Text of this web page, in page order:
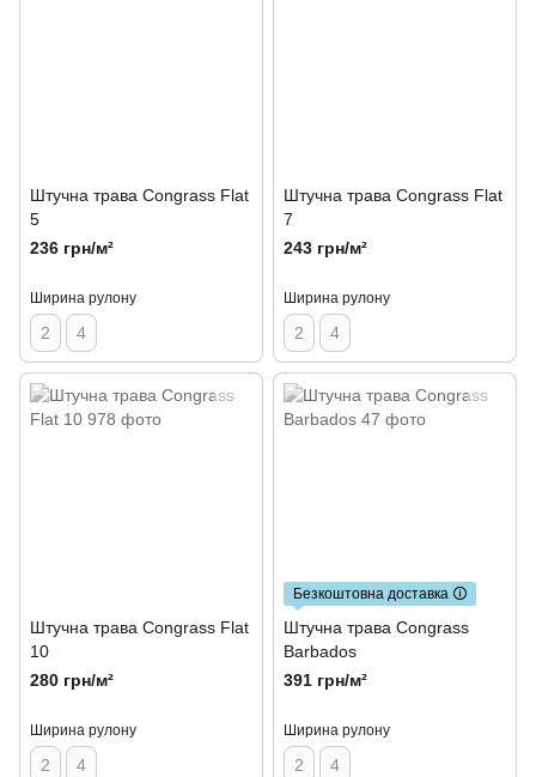
Штучна трава Congrass Flat
5
236 грн/м²
Ширина рулону
2 4
Штучна трава Congrass Flat
7
243 грн/м²
Ширина рулону
2 4
Штучна трава Congrass Flat
10
280 грн/м²
Ширина рулону
2 4
Безкоштовна доставка 🛈
Штучна трава Congrass
Barbados
391 грн/м²
Ширина рулону
2 4